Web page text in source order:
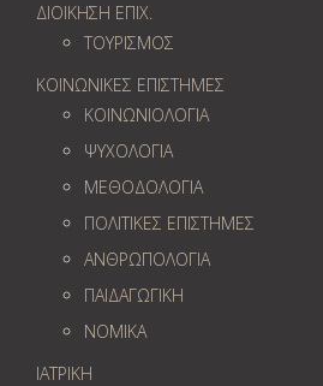
ΔΙΟΙΚΗΣΗ ΕΠΙΧ.
ΤΟΥΡΙΣΜΟΣ
ΚΟΙΝΩΝΙΚΕΣ ΕΠΙΣΤΗΜΕΣ
ΚΟΙΝΩΝΙΟΛΟΓΙΑ
ΨΥΧΟΛΟΓΙΑ
ΜΕΘΟΔΟΛΟΓΙΑ
ΠΟΛΙΤΙΚΕΣ ΕΠΙΣΤΗΜΕΣ
ΑΝΘΡΩΠΟΛΟΓΙΑ
ΠΑΙΔΑΓΩΓΙΚΗ
ΝΟΜΙΚΑ
ΙΑΤΡΙΚΗ